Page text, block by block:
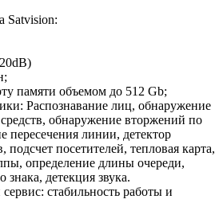
Satvision:
памяти объемом до 512 Gb;
Распознавание лиц, обнаружение
обнаружение вторжений по
пересечения линии, детектор
подсчет посетителей, тепловая карта,
определение длины очереди,
детекция звука.
стабильность работы и